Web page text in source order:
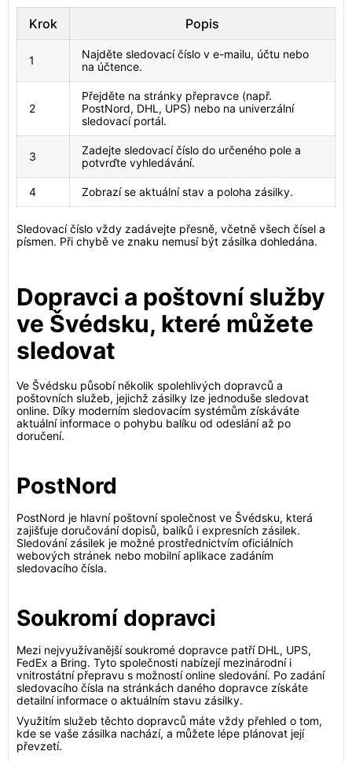
Krok Popis
1
Najděte sledovací číslo v e-mailu, účtu nebo
na účtence.
2
Přejděte na stránky přepravce (např.
PostNord, DHL, UPS) nebo na univerzální
sledovací portál.
3
Zadejte sledovací číslo do určeného pole a
potvrďte vyhledávání.
4 Zobrazí se aktuální stav a poloha zásilky.
Sledovací číslo vždy zadávejte přesně, včetně všech čísel a
písmen. Při chybě ve znaku nemusí být zásilka dohledána.
Dopravci a poštovní služby
ve Švédsku, které můžete
sledovat
Ve Švédsku působí několik spolehlivých dopravců a
poštovních služeb, jejichž zásilky lze jednoduše sledovat
online. Díky moderním sledovacím systémům získáváte
aktuální informace o pohybu balíku od odeslání až po
doručení.
PostNord
PostNord je hlavní poštovní společnost ve Švédsku, která
zajišťuje doručování dopisů, balíků i expresních zásilek.
Sledování zásilek je možné prostřednictvím oficiálních
webových stránek nebo mobilní aplikace zadáním
sledovacího čísla.
Soukromí dopravci
Mezi nejvyužívanější soukromé dopravce patří DHL, UPS,
FedEx a Bring. Tyto společnosti nabízejí mezinárodní i
vnitrostátní přepravu s možností online sledování. Po zadání
sledovacího čísla na stránkách daného dopravce získáte
detailní informace o aktuálním stavu zásilky.
Využitím služeb těchto dopravců máte vždy přehled o tom,
kde se vaše zásilka nachází, a můžete lépe plánovat její
převzetí.